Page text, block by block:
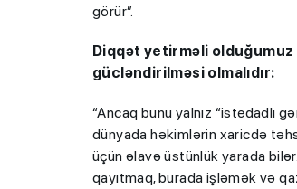
görür”.
Diqqət yetirməli
gücləndirilməsi olmalıdır:
“Ancaq bunu yalnız “istedadlı
dünyada həkimlərin xaricdə
üçün əlavə üstünlük yarada
qayıtmaq, burada işləmək və